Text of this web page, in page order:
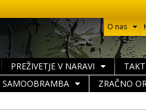
O nas
PREŽIVETJE V NARAVI
SAMOOBRAMBA
ZRAČNO